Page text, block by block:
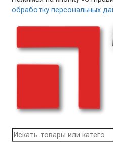
обработку персональных